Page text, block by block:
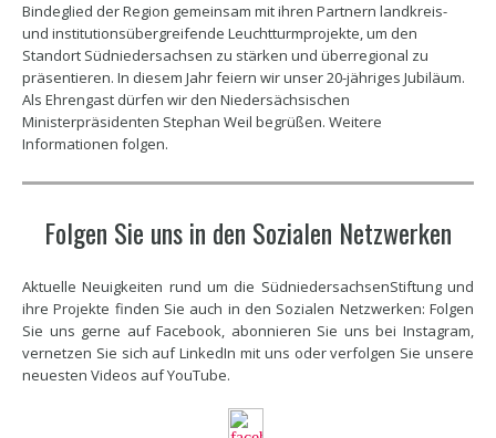
Bindeglied der Region gemeinsam mit ihren Partnern landkreis-
und institutionsübergreifende Leuchtturmprojekte, um den
Standort Südniedersachsen zu stärken und überregional zu
präsentieren. In diesem Jahr feiern wir unser 20-jähriges Jubiläum.
Als Ehrengast dürfen wir den Niedersächsischen
Ministerpräsidenten Stephan Weil begrüßen. Weitere
Informationen folgen.
Folgen Sie uns in den Sozialen Netzwerken
Aktuelle Neuigkeiten rund um die SüdniedersachsenStiftung und
ihre Projekte finden Sie auch in den Sozialen Netzwerken: Folgen
Sie uns gerne auf Facebook, abonnieren Sie uns bei Instagram,
vernetzen Sie sich auf LinkedIn mit uns oder verfolgen Sie unsere
neuesten Videos auf YouTube.